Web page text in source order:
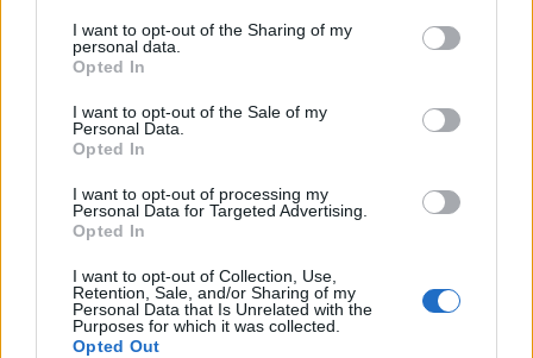
I want to opt-out of the Sharing of my
personal data.
Opted In
I want to opt-out of the Sale of my
Personal Data.
Opted In
I want to opt-out of processing my
Personal Data for Targeted Advertising.
Opted In
I want to opt-out of Collection, Use,
Retention, Sale, and/or Sharing of my
Personal Data that Is Unrelated with the
Purposes for which it was collected.
Opted Out